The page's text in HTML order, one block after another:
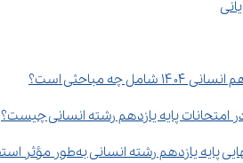
چه مباحثی است؟
امتحانات پایه یازدهم رشته انسانی چیست؟
رشته انسانی به‌طور مؤثر استفاده کنیم؟